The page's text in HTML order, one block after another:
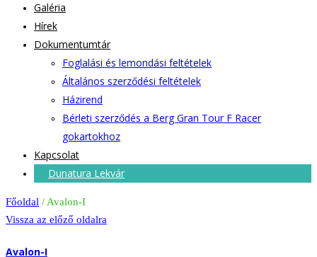
Galéria
Hírek
Dokumentumtár
Foglalási és lemondási feltételek
Általános szerződési feltételek
Házirend
Bérleti szerződés a Berg Gran Tour F Racer
gokartokhoz
Kapcsolat
Dunatura Lekvár
Főoldal / Avalon-I
Vissza az előző oldalra
Avalon-I